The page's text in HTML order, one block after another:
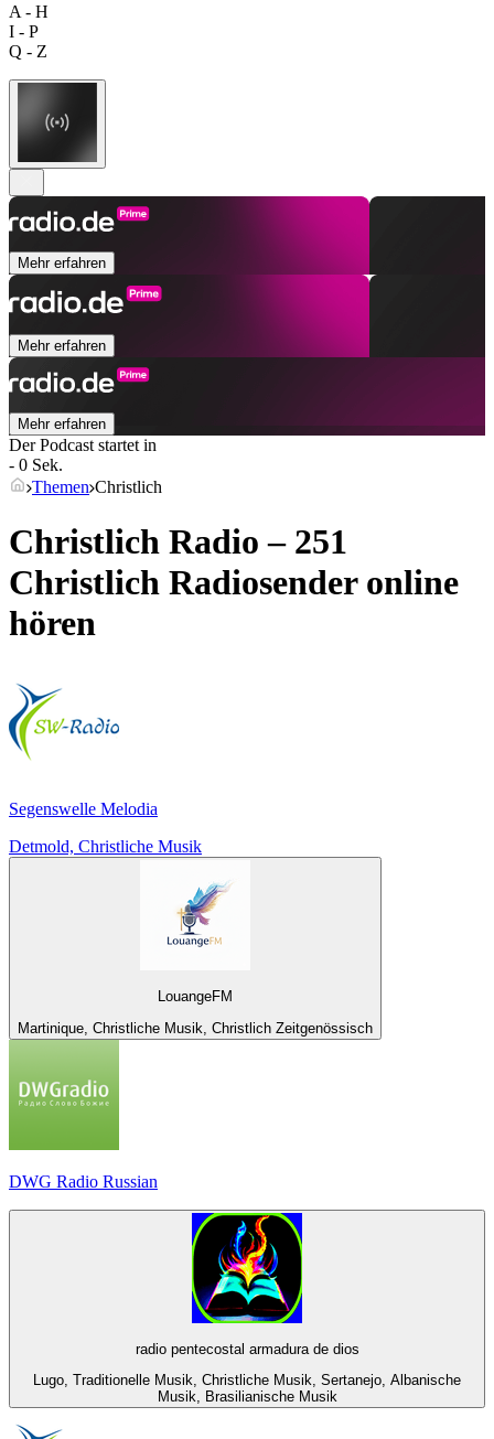
A - H
I - P
Q - Z
Mehr erfahren
Mehr erfahren
Mehr erfahren
Der Podcast startet in
- 0 Sek.
Themen Christlich
Christlich Radio – 251
Christlich Radiosender online
hören
Segenswelle Melodia
Detmold, Christliche Musik
LouangeFM
Martinique, Christliche Musik, Christlich Zeitgenössisch
DWG Radio Russian
radio pentecostal armadura de dios
Lugo, Traditionelle Musik, Christliche Musik, Sertanejo, Albanische
Musik, Brasilianische Musik